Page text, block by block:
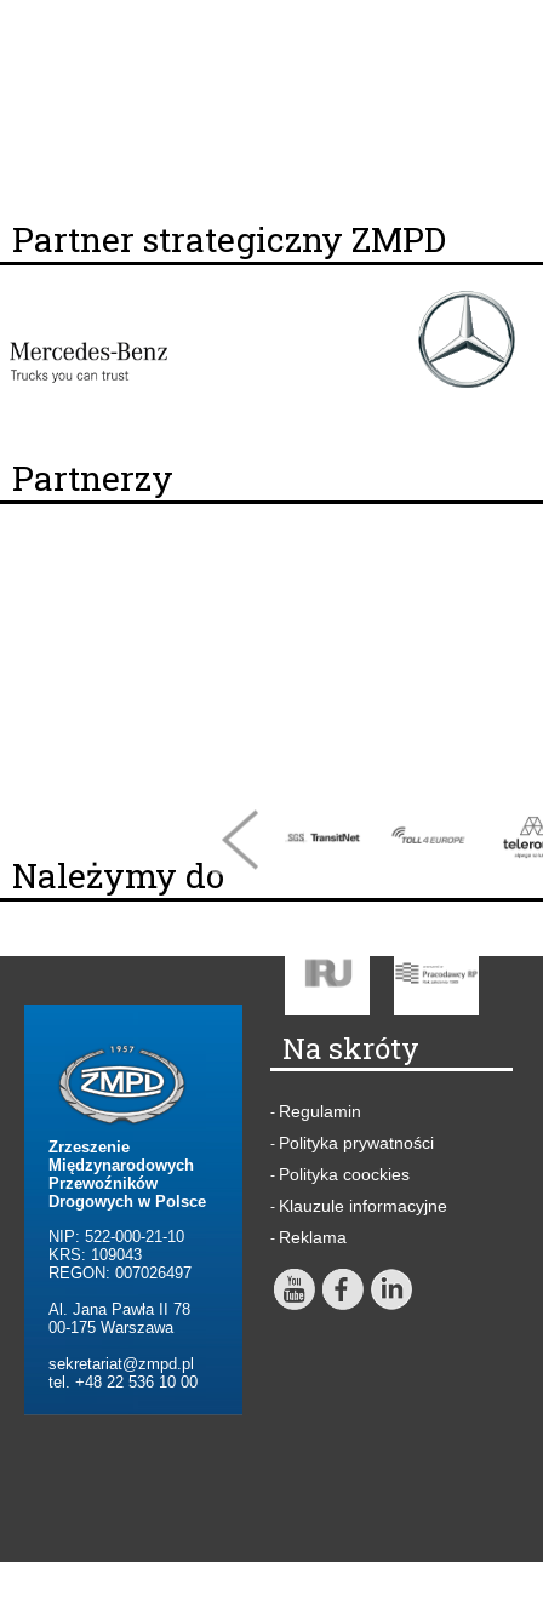
Partner strategiczny ZMPD
Partnerzy
Należymy do
Zrzeszenie
Międzynarodowych
Przewoźników
Drogowych w Polsce
NIP: 522-000-21-10
KRS: 109043
REGON: 007026497
Al. Jana Pawła II 78
00-175 Warszawa
sekretariat@zmpd.pl
tel. +48 22 536 10 00
Na skróty
- Regulamin
- Polityka prywatności
- Polityka coockies
- Klauzule informacyjne
- Reklama